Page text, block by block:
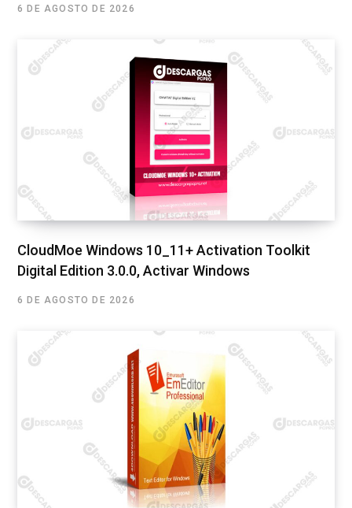
6 DE AGOSTO DE 2026
CloudMoe Windows 10_11+ Activation Toolkit
Digital Edition 3.0.0, Activar Windows
6 DE AGOSTO DE 2026